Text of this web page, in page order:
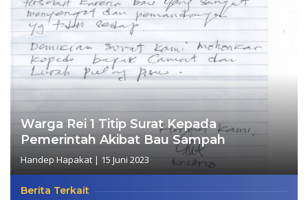
Warga Rei 1 Titip Surat Kepada
Pemerintah Akibat Bau Sampah
Handep Hapakat | 15 Juni 2023
Berita Terkait